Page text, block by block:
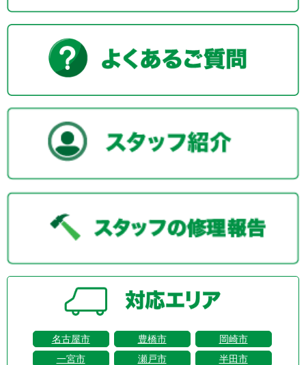
名古屋市 豊橋市
岡崎市
一宮市
瀬戸市
半田市